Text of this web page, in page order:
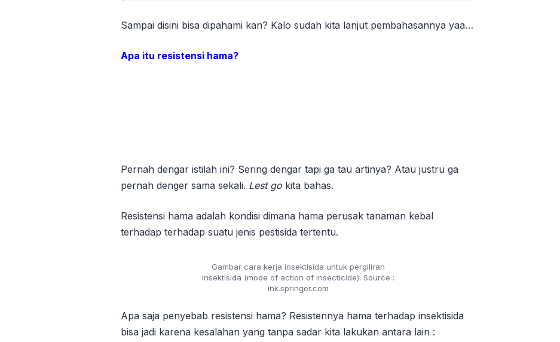
Sampai disini bisa dipahami kan? Kalo sudah kita lanjut pembahasannya yaa…
Apa itu resistensi hama?
Pernah dengar istilah ini? Sering dengar tapi ga tau artinya? Atau justru ga
pernah denger sama sekali. Lest go kita bahas.
Resistensi hama adalah kondisi dimana hama perusak tanaman kebal
terhadap terhadap suatu jenis pestisida tertentu.
Gambar cara kerja insektisida untuk pergiliran
insektisida (mode of action of insecticide). Source :
ink.springer.com
Apa saja penyebab resistensi hama? Resistennya hama terhadap insektisida
bisa jadi karena kesalahan yang tanpa sadar kita lakukan antara lain :